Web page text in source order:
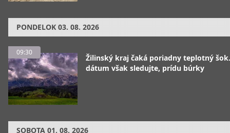
PONDELOK 03. 08. 2026
09:30
Žilinský kraj čaká poriadny teplotný
dátum však sledujte, prídu búrky
SOBOTA 01. 08. 2026